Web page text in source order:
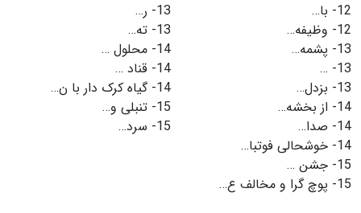
12- با…
12- وظیفه…
13- پشمه…
13-
…
13- بزدل…
14- از بخشه…
14- صدا…
14- خوشحالی فوتبا…
15- جشن …
15- پوچ گرا و مخالف ع…
13- ر…
13- ته…
14- محلول …
14- قناد …
14- گیاه کرک دار با ن…
15- تنبلی و…
15- سرد…